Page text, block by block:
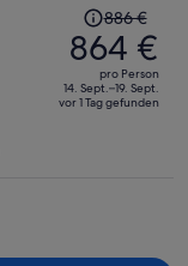
Der
Preis
betrug
886 €,
jetzt
886 €
864 €
pro Person
14. Sept.–19. Sept.
vor 1 Tag gefunden